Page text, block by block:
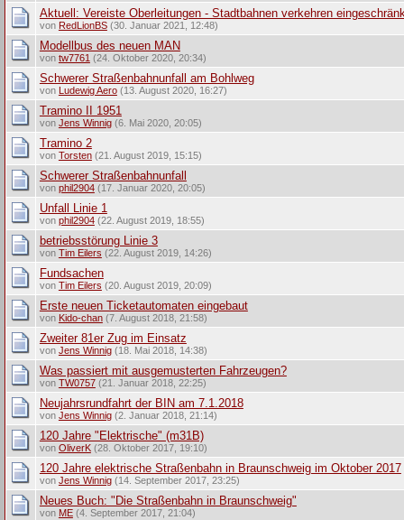
Aktuell: Vereiste Oberleitungen - Stadtbahnen verkehren
von RedLionBS(30. Januar 2021, 12:48)
Modellbus des neuen MAN
von tw7761(24. Oktober 2020, 20:34)
Schwerer Straßenbahnunfall am Bohlweg
von Ludewig Aero(13. August 2020, 16:27)
Tramino II 1951
von Jens Winnig(6. Mai 2020, 20:05)
Tramino 2
von Torsten(21. August 2019, 15:15)
Schwerer Straßenbahnunfall
von phil2904(17. Januar 2020, 20:05)
Unfall Linie 1
von phil2904(22. August 2019, 18:55)
betriebsstörung Linie 3
von Tim Eilers (22. August 2019, 14:26)
Fundsachen
von Tim Eilers (20. August 2019, 20:09)
Erste neuen Ticketautomaten eingebaut
von Kido-chan(7. August 2018, 21:58)
Zweiter 81er Zug im Einsatz
von Jens Winnig(18. Mai 2018, 14:38)
Was passiert mit ausgemusterten Fahrzeugen?
von TW0757(21. Januar 2018, 22:25)
Neujahrsrundfahrt der BIN am 7.1.2018
von Jens Winnig(2. Januar 2018, 21:14)
120 Jahre "Elektrische" (m31B)
von OliverK(28. Oktober 2017, 19:10)
120 Jahre elektrische Straßenbahn in Braunschweig im Oktober 2017
von Jens Winnig(14. September 2017, 23:25)
Neues Buch: "Die Straßenbahn in Braunschweig"
von ME(4. September 2017, 21:04)